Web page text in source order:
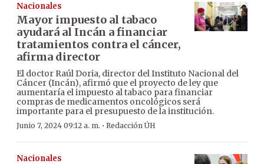
Nacionales
Mayor impuesto al tabaco
ayudará al Incán a financiar
tratamientos contra el cáncer,
afirma director
El doctor Raúl Doria, director del Instituto Nacional del
Cáncer (Incán), afirmó que el proyecto de ley que
aumentaría el impuesto al tabaco para financiar
compras de medicamentos oncológicos será
importante para el presupuesto de la institución.
Junio 7, 2024 09:12 a. m. · Redacción ÚH
Nacionales